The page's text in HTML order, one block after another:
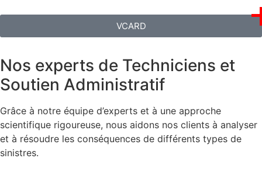
VCARD
Nos experts de Techniciens et
Soutien Administratif
Grâce à notre équipe d’experts et à une approche
scientifique rigoureuse, nous aidons nos clients à analyser
et à résoudre les conséquences de différents types de
sinistres.